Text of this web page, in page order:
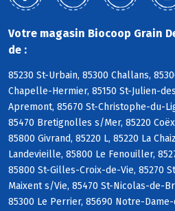
Votre magasin Biocoop Grain
de :
85230 St-Urbain, 85300 Challans,
Chapelle-Hermier, 85150 St-Julien-
Apremont, 85670 St-Christophe-du-
85470 Bretignolles s/Mer, 85220
85800 Givrand, 85220 L, 85220 La
Landevieille, 85800 Le Fenouiller,
85800 St-Gilles-Croix-de-Vie, 85270
Maixent s/Vie, 85470 St-Nicolas-de-
85300 Le Perrier, 85690 Notre-